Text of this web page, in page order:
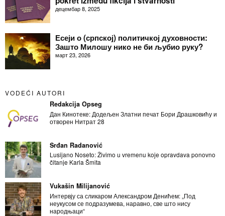
децембар 8, 2025
Есеји о (српској) политичкој духовности:
Зашто Милошу нико не би љубио руку?
март 23, 2026
VODEĆI AUTORI
Redakcija Opseg
Дан Кинотеке: Додељен Златни печат Бори Драшковићу и
отворен Нитрат 28
Srđan Radanović
Lusijano Noseto: Živimo u vremenu koje opravdava ponovno
čitanje Karla Šmita
Vukašin Milijanović
Интервју са сликаром Александром Денићем: „Под
неукусом се подразумева, наравно, све што нису
народњаци“